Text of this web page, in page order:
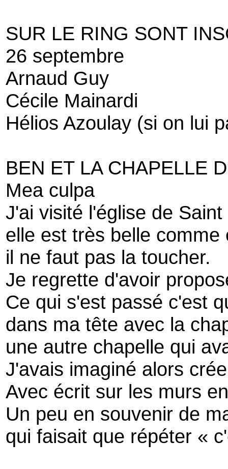
SUR LE RING SONT
26 septembre
Arnaud Guy
Cécile Mainardi
Hélios Azoulay (si on lui
BEN ET LA CHAPELLE
Mea culpa
J'ai visité l'église de
elle est très belle comme
il ne faut pas la toucher.
Je regrette d'avoir
Ce qui s'est passé c'est
dans ma tête avec la
une autre chapelle qui
J'avais imaginé alors
Avec écrit sur les murs
Un peu en souvenir de
qui faisait que répéter «